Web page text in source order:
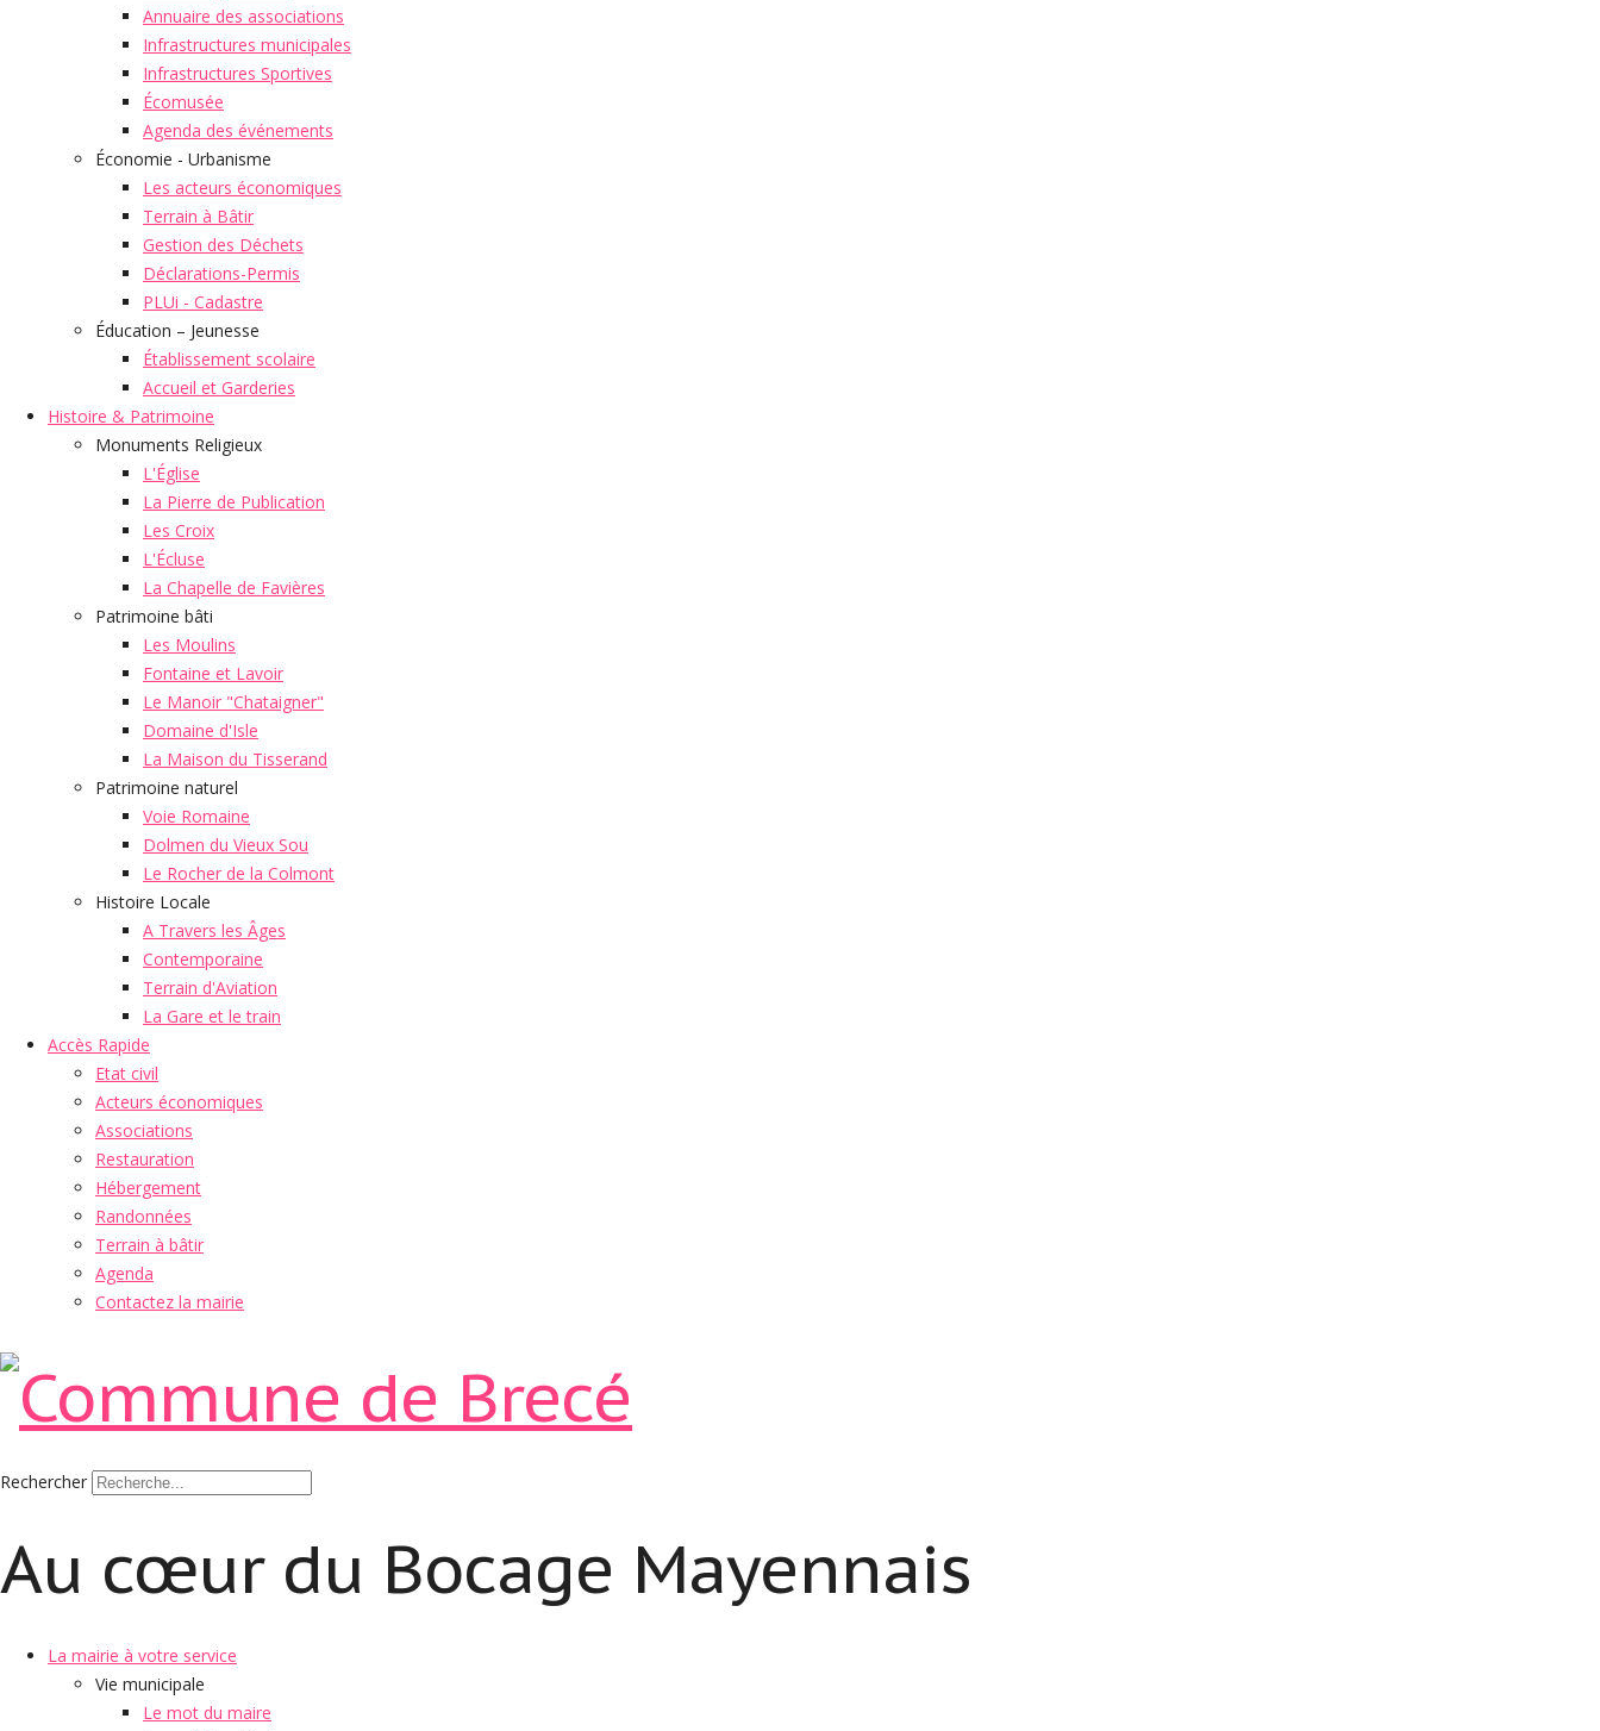
Annuaire des associations
Infrastructures municipales
Infrastructures Sportives
Écomusée
Agenda des événements
Économie - Urbanisme
Les acteurs économiques
Terrain à Bâtir
Gestion des Déchets
Déclarations-Permis
PLUi - Cadastre
Éducation – Jeunesse
Établissement scolaire
Accueil et Garderies
Histoire & Patrimoine
Monuments Religieux
L'Église
La Pierre de Publication
Les Croix
L'Écluse
La Chapelle de Favières
Patrimoine bâti
Les Moulins
Fontaine et Lavoir
Le Manoir "Chataigner"
Domaine d'Isle
La Maison du Tisserand
Patrimoine naturel
Voie Romaine
Dolmen du Vieux Sou
Le Rocher de la Colmont
Histoire Locale
A Travers les Âges
Contemporaine
Terrain d'Aviation
La Gare et le train
Accès Rapide
Etat civil
Acteurs économiques
Associations
Restauration
Hébergement
Randonnées
Terrain à bâtir
Agenda
Contactez la mairie
Rechercher
Au cœur du Bocage Mayennais
La mairie à votre service
Vie municipale
Le mot du maire